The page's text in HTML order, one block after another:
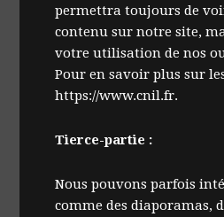
permettra toujours de
contenu sur notre site,
votre utilisation de nos
Pour en savoir plus sur
https://www.cnil.fr.
Tierce-partie :
Nous pouvons parfois
comme des diaporamas,